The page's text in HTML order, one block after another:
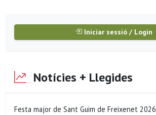
Iniciar sessió / Login
Notícies + Llegides
Festa major de Sant Guim de Freixenet 2026